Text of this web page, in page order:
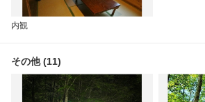
内観
その他 (11)